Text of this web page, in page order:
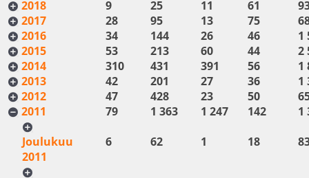
2018
9 25 11 61
2017
28 95 13 75
2016
34 144 26 46
1
2015
53 213 60 44
2
2014
310 431 391 56
1
2013
42 201 27 36
1
2012
47 428 23 50
2011
79 1 363 1 247 142
1
Joulukuu
2011
6 62 1 18